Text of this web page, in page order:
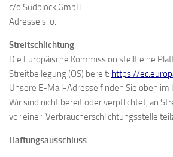
c/o Südblock GmbH
Adresse s. o.
Streitschlichtung
Die Europäische Kommission stellt eine
Streitbeilegung (OS) bereit: https://
Unsere E-Mail-Adresse finden Sie oben im
Wir sind nicht bereit oder verpflichtet, an
vor einer Verbraucherschlichtungsstelle
Haftungsausschluss: